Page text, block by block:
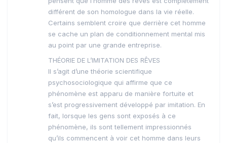
différent de son homologue dans la vie réelle.
Certains semblent croire que derrière cet homme
se cache un plan de conditionnement mental mis
au point par une grande entreprise.
THÉORIE DE L’IMITATION DES RÊVES
Il s’agit d’une théorie scientifique
psychosociologique qui affirme que ce
phénomène est apparu de manière fortuite et
s’est progressivement développé par imitation. En
fait, lorsque les gens sont exposés à ce
phénomène, ils sont tellement impressionnés
qu’ils commencent à voir cet homme dans leurs